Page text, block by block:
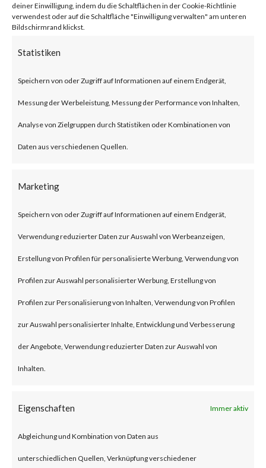
deiner Einwilligung, indem du die Schaltflächen in der Cookie-Richtlinie
verwendest oder auf die Schaltfläche "Einwilligung verwalten" am unteren
Bildschirmrand klickst.
Statistiken
Speichern von oder Zugriff auf Informationen auf einem Endgerät,
Messung der Werbeleistung, Messung der Performance von Inhalten,
Analyse von Zielgruppen durch Statistiken oder Kombinationen von
Daten aus verschiedenen Quellen.
Marketing
Speichern von oder Zugriff auf Informationen auf einem Endgerät,
Verwendung reduzierter Daten zur Auswahl von Werbeanzeigen,
Erstellung von Profilen für personalisierte Werbung, Verwendung von
Profilen zur Auswahl personalisierter Werbung, Erstellung von
Profilen zur Personalisierung von Inhalten, Verwendung von Profilen
zur Auswahl personalisierter Inhalte, Entwicklung und Verbesserung
der Angebote, Verwendung reduzierter Daten zur Auswahl von
Inhalten.
Eigenschaften Immer aktiv
Abgleichung und Kombination von Daten aus
unterschiedlichen Quellen, Verknüpfung verschiedener
Citrix NetScaler Gateway,
previously known as Citrix
designed to provide secure and
optimized remote access.
What is the Attack?
According to the advisory
To be vulnerable, those products
gateway or as an
authentication, authorization
and auditing (AAA) virtual